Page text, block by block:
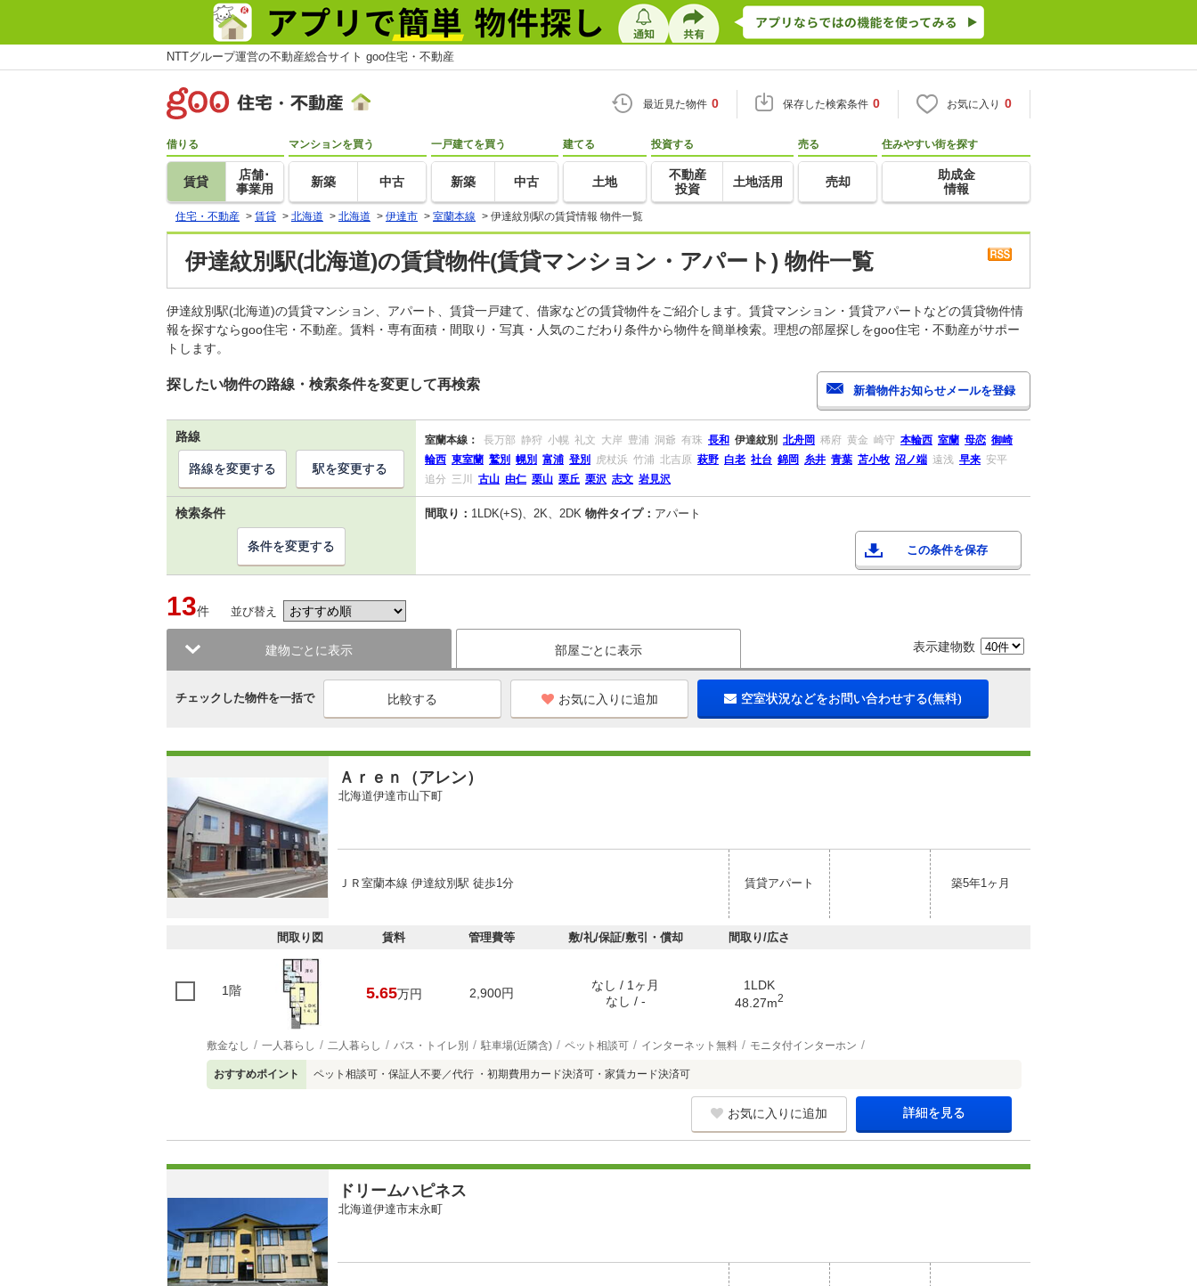
NTTグループ運営の不動産総合サイト goo住宅・不動産
最近見た物件 0 保存した検索条件 0 お気に入り 0
借りる
賃貸
店舗･
事業用
マンションを買う
新築 中古
一戸建てを買う
新築 中古
建てる
土地
投資する
不動産
投資
土地活用
売る
売却
住みやすい街を探す
助成金
情報
住宅・不動産 > 賃貸 > 北海道 > 北海道 > 伊達市 > 室蘭本線 > 伊達紋別駅の賃貸情報 物件一覧
伊達紋別駅(北海道)の賃貸物件(賃貸マンション・アパート) 物件一覧
伊達紋別駅(北海道)の賃貸マンション、アパート、賃貸一戸建て、借家などの賃貸物件をご紹介します。賃貸マンション・賃貸アパートなどの賃貸物件情
報を探すならgoo住宅・不動産。賃料・専有面積・間取り・写真・人気のこだわり条件から物件を簡単検索。理想の部屋探しをgoo住宅・不動産がサポー
トします。
探したい物件の路線・検索条件を変更して再検索
路線 室蘭本線： 長万部 静狩 小幌 礼文 大岸 豊浦 洞爺 有珠 長和 伊達紋別 北舟岡 稀府 黄金 崎守 本輪西 室蘭 母恋 御崎
輪西 東室蘭 鷲別 幌別 富浦 登別 虎杖浜 竹浦 北吉原 萩野 白老 社台 錦岡 糸井 青葉 苫小牧 沼ノ端 遠浅 早来 安平
追分 三川 古山 由仁 栗山 栗丘 栗沢 志文 岩見沢
路線を変更する 駅を変更する
検索条件 間取り： 1LDK(+S)、2K、2DK 物件タイプ： アパート
この条件を保存
条件を変更する
13件 並び替え
建物ごとに表示 部屋ごとに表示 表示建物数
チェックした物件を一括で お気に入りに追加 空室状況などをお問い合わせする(無料)
Ａｒｅｎ（アレン）
北海道伊達市山下町
ＪＲ室蘭本線 伊達紋別駅 徒歩1分 賃貸アパート 築5年1ヶ月
間取り図 賃料 管理費等 敷/礼/保証/敷引・償却 間取り/広さ
1階 5.65万円 2,900円
なし / 1ヶ月
なし / -
1LDK
48.27m2
敷金なし 一人暮らし 二人暮らし バス・トイレ別 駐車場(近隣含) ペット相談可 インターネット無料 モニタ付インターホン
おすすめポイント ペット相談可・保証人不要／代行 ・初期費用カード決済可・家賃カード決済可
お気に入りに追加 詳細を見る
ドリームハピネス
北海道伊達市末永町